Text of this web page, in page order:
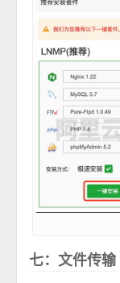
七：文件传输